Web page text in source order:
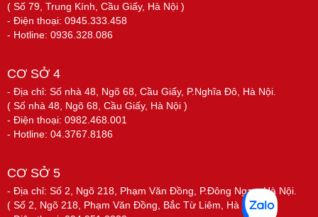
( Số 79, Trung Kính, Cầu Giấy, Hà Nội )
- Điện thoại: 0945.333.458
- Hotline: 0936.328.086
CƠ SỞ 4
- Địa chỉ: Số nhà 48, Ngõ 68, Cầu Giấy, P.Nghĩa Đô, Hà Nội.
( Số nhà 48, Ngõ 68, Cầu Giấy, Hà Nội )
- Điện thoại: 0982.468.001
- Hotline: 04.3767.8186
CƠ SỞ 5
- Địa chỉ: Số 2, Ngõ 218, Phạm Văn Đồng, P.Đông Ngạc, Hà Nội.
( Số 2, Ngõ 218, Phạm Văn Đồng, Bắc Từ Liêm, Hà Nội )